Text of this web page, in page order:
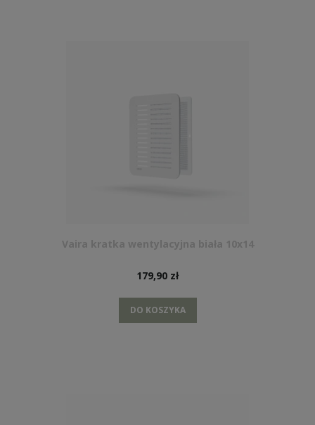
Vaira kratka wentylacyjna biała 10x14
179,90 zł
DO KOSZYKA